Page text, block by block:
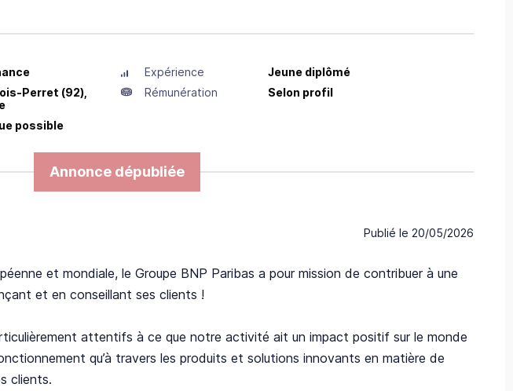
Expérience
Jeune diplômé
Perret (92),
Rémunération Selon profil
possible
Annonce dépubliée
Publié le 20/05/2026
et mondiale, le Groupe BNP Paribas a pour mission de contribuer à une
et en conseillant ses clients !
attentifs à ce que notre activité ait un impact positif sur le monde
qu’à travers les produits et solutions innovants en matière de
clients.